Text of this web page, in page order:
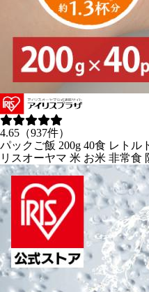
4.65（937件）
パックご飯 200g 40食 レトル
リスオーヤマ 米 お米 非常食